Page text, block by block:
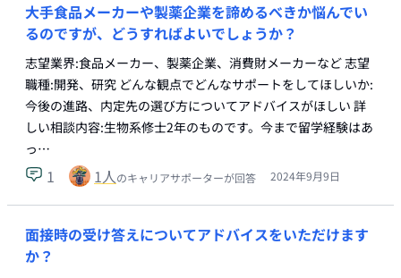
大手食品メーカーや製薬企業を諦めるべきか悩んでい
るのですが、どうすればよいでしょうか？
志望業界:食品メーカー、製薬企業、消費財メーカーなど 志望
職種:開発、研究 どんな観点でどんなサポートをしてほしいか:
今後の進路、内定先の選び方についてアドバイスがほしい 詳
しい相談内容:生物系修士2年のものです。今まで留学経験はあ
っ…
1 1人のキャリアサポーターが回答 2024年9月9日
面接時の受け答えについてアドバイスをいただけます
か？